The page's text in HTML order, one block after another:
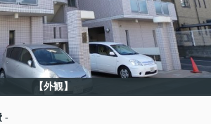
【外観】
-